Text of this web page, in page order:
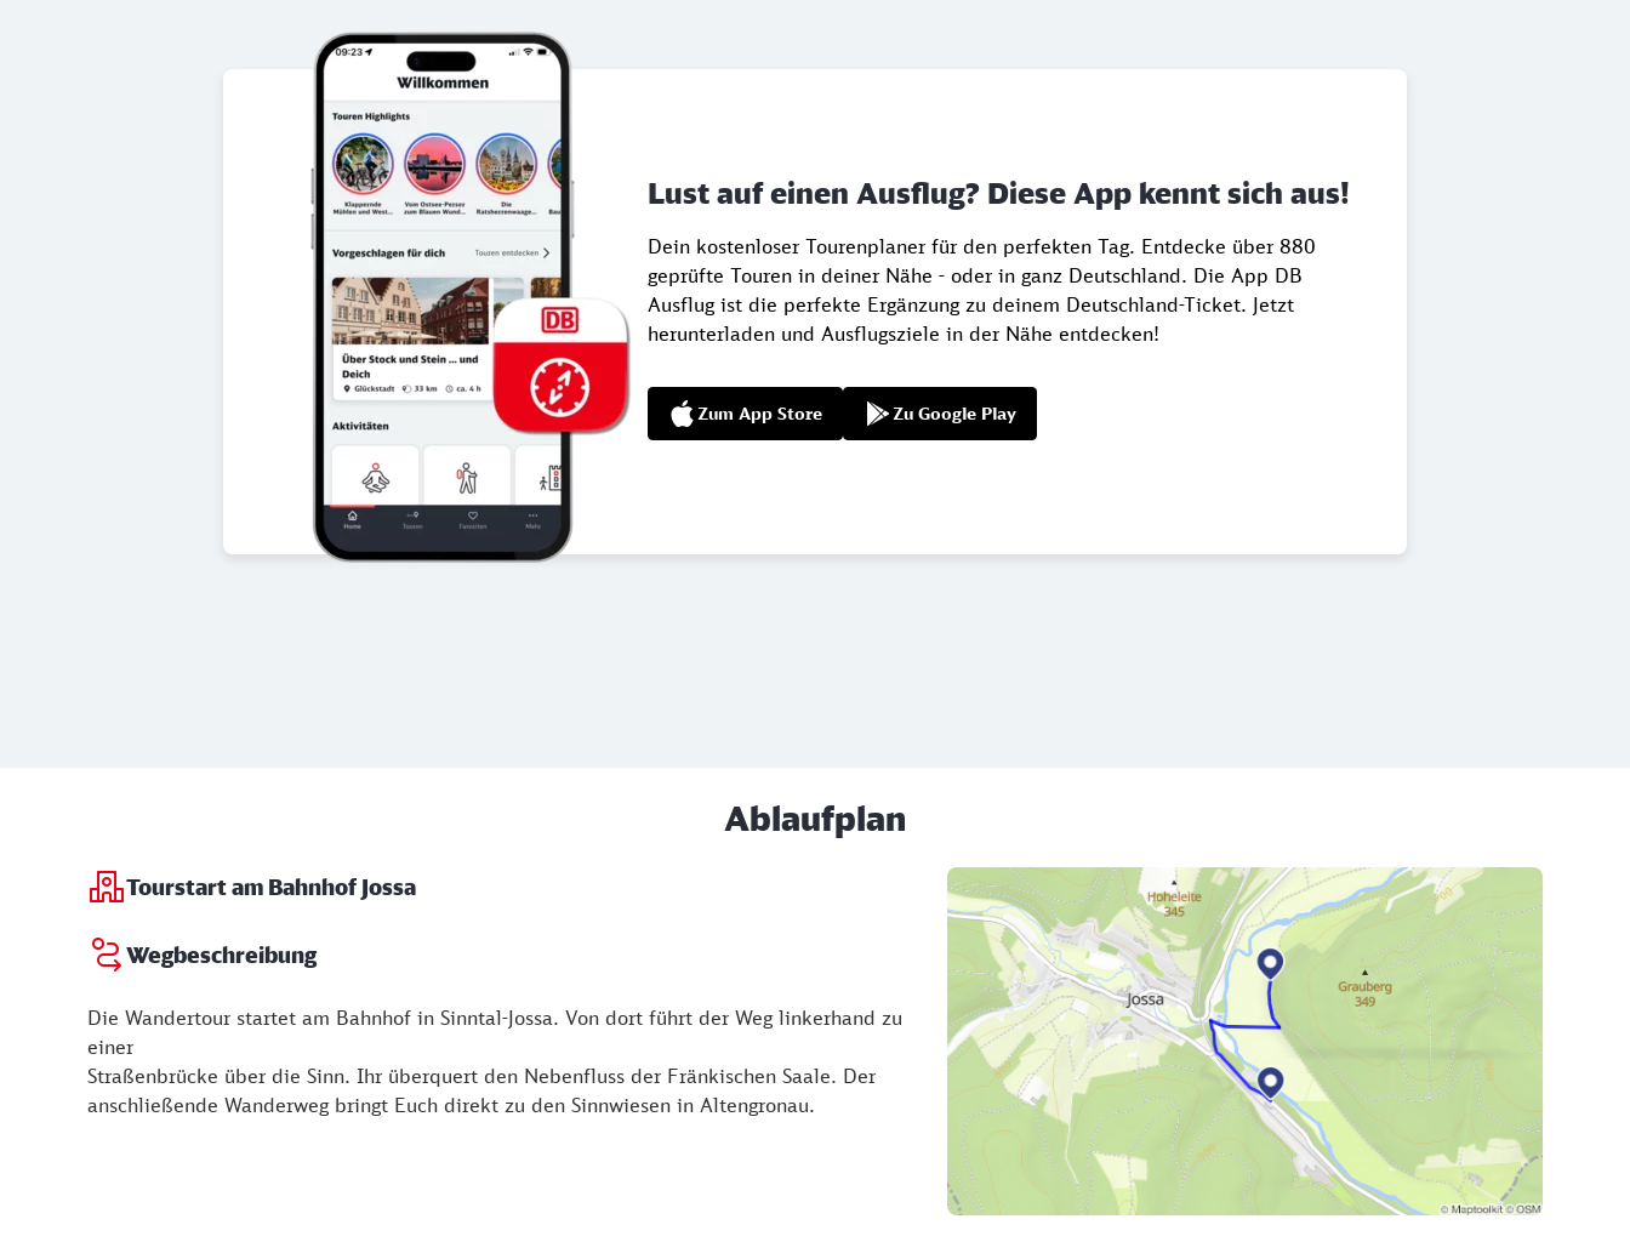
Lust auf einen Ausflug? Diese App kennt sich aus!
Dein kostenloser Tourenplaner für den perfekten Tag. Entdecke über 880
geprüfte Touren in deiner Nähe - oder in ganz Deutschland. Die App DB
Ausflug ist die perfekte Ergänzung zu deinem Deutschland-Ticket. Jetzt
herunterladen und Ausflugsziele in der Nähe entdecken!
Zum App Store Zu Google Play
Ablaufplan
Tourstart am Bahnhof Jossa
Wegbeschreibung
Die Wandertour startet am Bahnhof in Sinntal-Jossa. Von dort führt der Weg linkerhand zu
einer
Straßenbrücke über die Sinn. Ihr überquert den Nebenfluss der Fränkischen Saale. Der
anschließende Wanderweg bringt Euch direkt zu den Sinnwiesen in Altengronau.